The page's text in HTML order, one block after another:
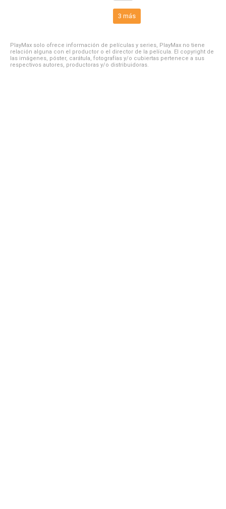
3 más
PlayMax solo ofrece información de películas y series, PlayMax no tiene
relación alguna con el productor o el director de la película. El copyright de
las imágenes, póster, carátula, fotografías y/o cubiertas pertenece a sus
respectivos autores, productoras y/o distribuidoras.